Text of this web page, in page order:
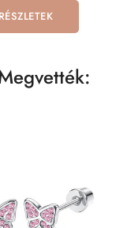
RÉSZLETEK